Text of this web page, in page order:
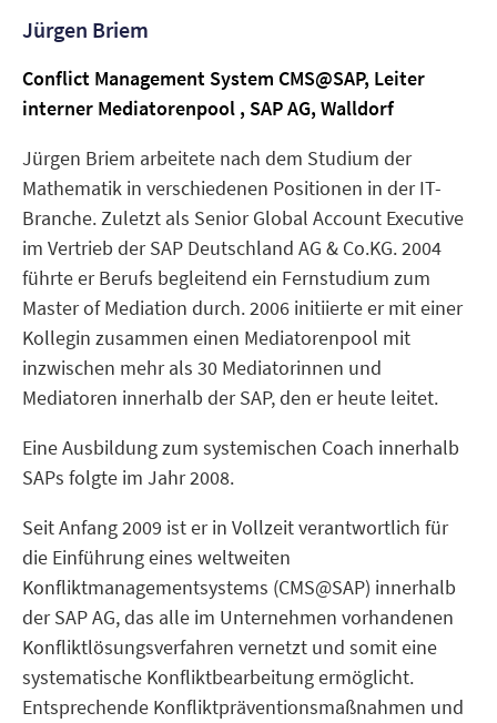
Jürgen Briem
Conflict Management System CMS@SAP, Leiter
interner Mediatorenpool , SAP AG, Walldorf
Jürgen Briem arbeitete nach dem Studium der
Mathematik in verschiedenen Positionen in der IT-
Branche. Zuletzt als Senior Global Account Executive
im Vertrieb der SAP Deutschland AG & Co.KG. 2004
führte er Berufs begleitend ein Fernstudium zum
Master of Mediation durch. 2006 initiierte er mit einer
Kollegin zusammen einen Mediatorenpool mit
inzwischen mehr als 30 Mediatorinnen und
Mediatoren innerhalb der SAP, den er heute leitet.
Eine Ausbildung zum systemischen Coach innerhalb
SAPs folgte im Jahr 2008.
Seit Anfang 2009 ist er in Vollzeit verantwortlich für
die Einführung eines weltweiten
Konfliktmanagementsystems (CMS@SAP) innerhalb
der SAP AG, das alle im Unternehmen vorhandenen
Konfliktlösungsverfahren vernetzt und somit eine
systematische Konfliktbearbeitung ermöglicht.
Entsprechende Konfliktpräventionsmaßnahmen und